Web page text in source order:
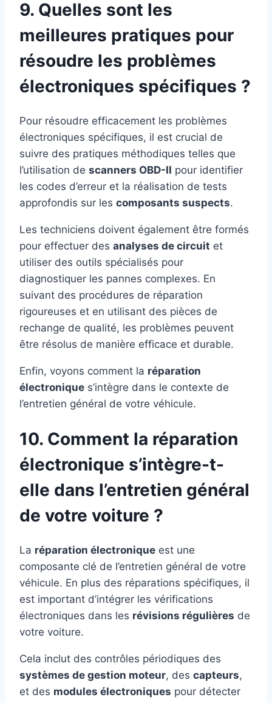
9. Quelles sont les
meilleures pratiques pour
résoudre les problèmes
électroniques spécifiques ?
Pour résoudre efficacement les problèmes
électroniques spécifiques, il est crucial de
suivre des pratiques méthodiques telles que
l’utilisation de scanners OBD-II pour identifier
les codes d’erreur et la réalisation de tests
approfondis sur les composants suspects.
Les techniciens doivent également être formés
pour effectuer des analyses de circuit et
utiliser des outils spécialisés pour
diagnostiquer les pannes complexes. En
suivant des procédures de réparation
rigoureuses et en utilisant des pièces de
rechange de qualité, les problèmes peuvent
être résolus de manière efficace et durable.
Enfin, voyons comment la réparation
électronique s’intègre dans le contexte de
l’entretien général de votre véhicule.
10. Comment la réparation
électronique s’intègre-t-
elle dans l’entretien général
de votre voiture ?
La réparation électronique est une
composante clé de l’entretien général de votre
véhicule. En plus des réparations spécifiques, il
est important d’intégrer les vérifications
électroniques dans les révisions régulières de
votre voiture.
Cela inclut des contrôles périodiques des
systèmes de gestion moteur, des capteurs,
et des modules électroniques pour détecter